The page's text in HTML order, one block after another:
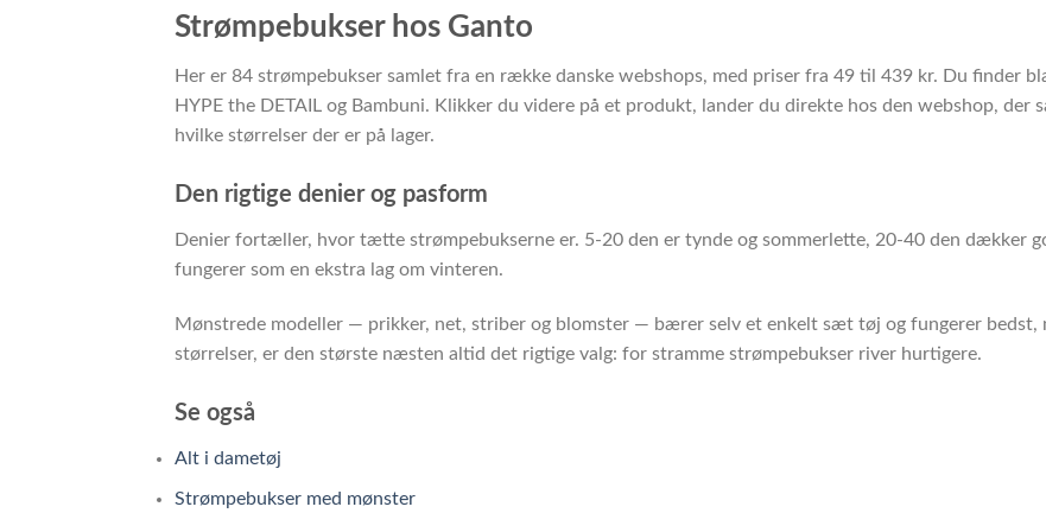
Strømpebukser hos Ganto
Her er 84 strømpebukser samlet fra en række danske webshops, med priser fra 49 til 439 kr. Du finder
HYPE the DETAIL og Bambuni. Klikker du videre på et produkt, lander du direkte hos den webshop, der
hvilke størrelser der er på lager.
Den rigtige denier og pasform
Denier fortæller, hvor tætte strømpebukserne er. 5-20 den er tynde og sommerlette, 20-40 den dækker
fungerer som en ekstra lag om vinteren.
Mønstrede modeller — prikker, net, striber og blomster — bærer selv et enkelt sæt tøj og fungerer bedst,
størrelser, er den største næsten altid det rigtige valg: for stramme strømpebukser river hurtigere.
Se også
Alt i dametøj
Strømpebukser med mønster